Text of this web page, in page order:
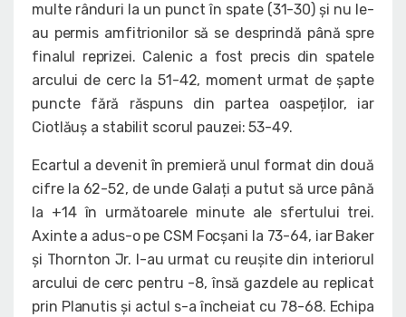
multe rânduri la un punct în spate (31-30) și nu le-
au permis amfitrionilor să se desprindă până spre
finalul reprizei. Calenic a fost precis din spatele
arcului de cerc la 51-42, moment urmat de șapte
puncte fără răspuns din partea oaspeților, iar
Ciotlăuș a stabilit scorul pauzei: 53-49.
Ecartul a devenit în premieră unul format din două
cifre la 62-52, de unde Galați a putut să urce până
la +14 în următoarele minute ale sfertului trei.
Axinte a adus-o pe CSM Focșani la 73-64, iar Baker
și Thornton Jr. l-au urmat cu reușite din interiorul
arcului de cerc pentru -8, însă gazdele au replicat
prin Planutis și actul s-a încheiat cu 78-68. Echipa